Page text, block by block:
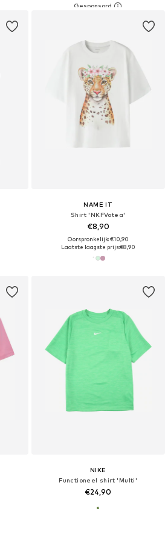
NAME IT
Shirt 'NKFVotea'
€8,90
Oorspronkelijk: €10,90
Laatste laagste prijs:€8,90
NIKE
Functioneel shirt 'Multi'
€24,90